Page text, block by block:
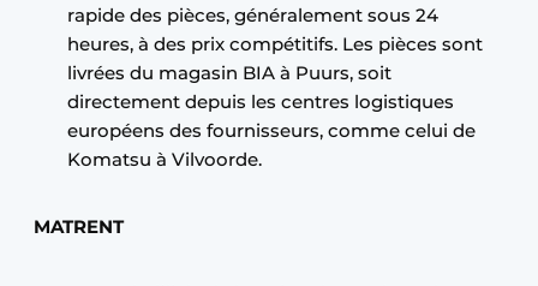
rapide des pièces, généralement sous 24
heures, à des prix compétitifs. Les pièces sont
livrées du magasin BIA à Puurs, soit
directement depuis les centres logistiques
européens des fournisseurs, comme celui de
Komatsu à Vilvoorde.
MATRENT